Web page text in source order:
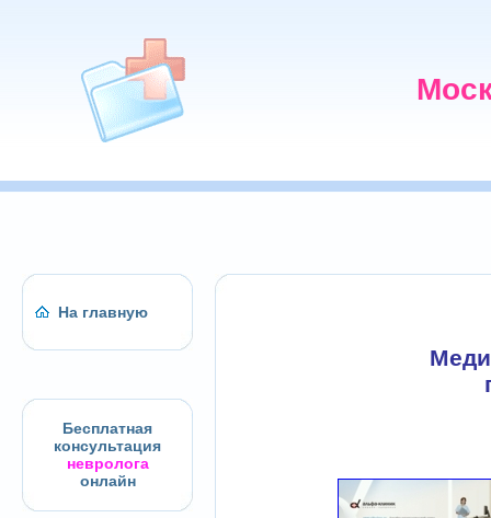
На главную
Бесплатная
консультация
невролога
онлайн